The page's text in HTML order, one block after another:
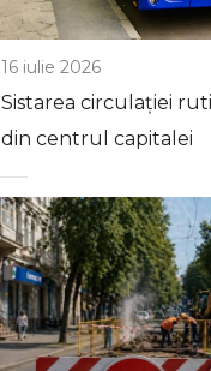
16 iulie 2026
Sistarea circulației
din centrul capitalei